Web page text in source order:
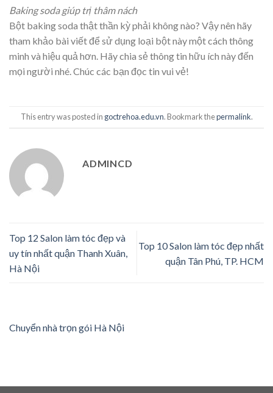
Baking soda giúp trị thâm nách
Bột baking soda thật thần kỳ phải không nào? Vậy nên hãy
tham khảo bài viết để sử dụng loại bột này một cách thông
minh và hiệu quả hơn. Hãy chia sẻ thông tin hữu ích này đến
mọi người nhé. Chúc các bạn đọc tin vui vẻ!
This entry was posted in goctrehoa.edu.vn. Bookmark thepermalink.
ADMINCD
Top 12 Salon làm tóc đẹp và
uy tín nhất quận Thanh Xuân,
Hà Nội
Top 10 Salon làm tóc đẹp nhất
quận Tân Phú, TP. HCM
Chuyển nhà trọn gói Hà Nội